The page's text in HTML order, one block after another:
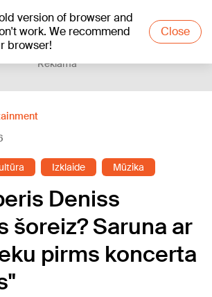
version of browser and
work. We recommend
browser!
Close
Reklāma
Izklaide Mūzika
Deniss
šoreiz? Saruna ar
pirms koncerta